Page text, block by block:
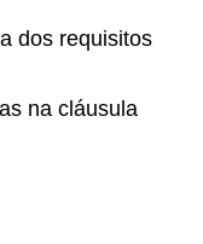
dos requisitos
na cláusula